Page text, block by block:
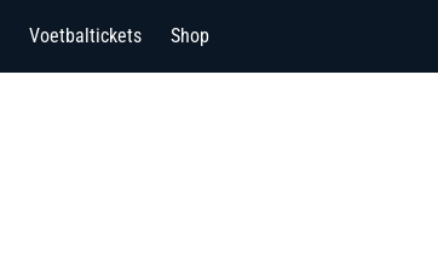
Voetbaltickets Shop